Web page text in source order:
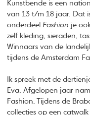
Kunstbende is een
van 13 t/m 18 jaar. Dat
onderdeel Fashion je
zelf kleding, sieraden,
Winnaars van de
tijdens de Amsterdam
Ik spreek met de
Eva. Afgelopen jaar
Fashion. Tijdens de
collecties op een